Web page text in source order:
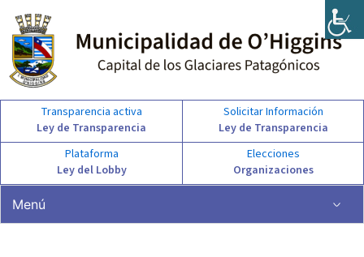
contenido
Transparencia activa
Ley de Transparencia
Solicitar Información
Ley de Transparencia
Plataforma
Ley del Lobby
Elecciones
Organizaciones
Menú